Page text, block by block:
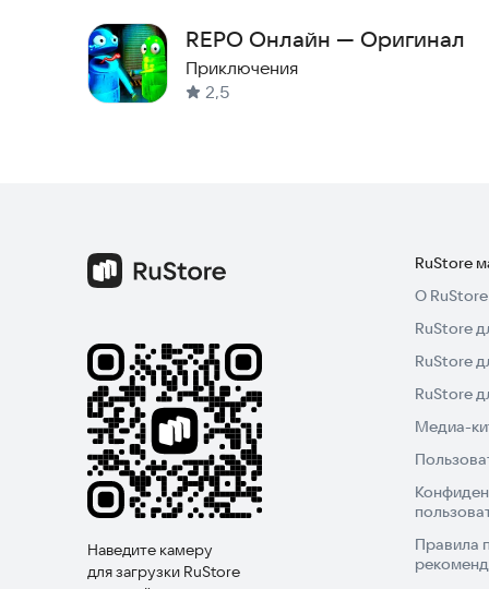
REPO Онлайн — Оригинал
Приключения
2,5
Наведите камеру
для загрузки RuStore
RuStore
О RuStore
RuStore
RuStore
RuStore
Медиа-
Правила